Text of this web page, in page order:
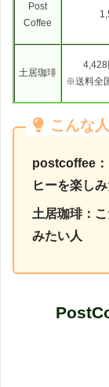
Post
Coffee
土居珈琲
4,428
※送料全
こんな
postcoffee：
ヒーを楽し
土居珈琲：
みたい人